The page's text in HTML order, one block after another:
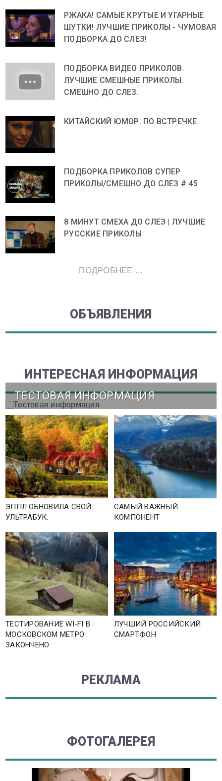
РЖАКА! САМЫЕ КРУТЫЕ И УГАРНЫЕ
ШУТКИ! ЛУЧШИЕ ПРИКОЛЫ - ЧУМОВАЯ
ПОДБОРКА ДО СЛЕЗ!
ПОДБОРКА ВИДЕО ПРИКОЛОВ.
ЛУЧШИЕ СМЕШНЫЕ ПРИКОЛЫ.
СМЕШНО ДО СЛЕЗ.
КИТАЙСКИЙ ЮМОР. ПО ВСТРЕЧКЕ
ПОДБОРКА ПРИКОЛОВ СУПЕР
ПРИКОЛЫ/СМЕШНО ДО СЛЕЗ # 45
8 МИНУТ СМЕХА ДО СЛЕЗ | ЛУЧШИЕ
РУССКИЕ ПРИКОЛЫ
ПОДРОБНЕЕ ...
ОБЪЯВЛЕНИЯ
ИНТЕРЕСНАЯ ИНФОРМАЦИЯ
ТЕСТОВАЯ ИНФОРМАЦИЯ
ЭППЛ ОБНОВИЛА СВОЙ
УЛЬТРАБУК.
САМЫЙ ВАЖНЫЙ
КОМПОНЕНТ
ТЕСТИРОВАНИЕ WI-FI В
МОСКОВСКОМ МЕТРО
ЗАКОНЧЕНО
ЛУЧШИЙ РОССИЙСКИЙ
СМАРТФОН
РЕКЛАМА
ФОТОГАЛЕРЕЯ